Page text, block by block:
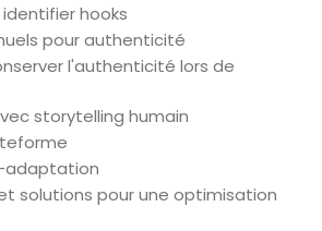
hooks
pour authenticité
l'authenticité lors de
storytelling humain
adaptation
solutions pour une optimisation